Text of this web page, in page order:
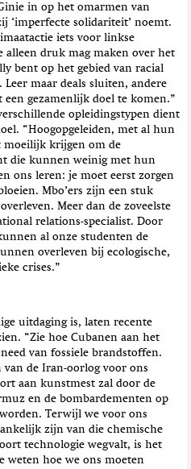
in op het omarmen van
‘imperfecte solidariteit’ noemt.
iets voor linkse
alleen druk mag maken over het
bent op het gebied van racial
maar deals sluiten, andere
gezamenlijk doel te komen.”
opleidingstypen dient
“Hoogopgeleiden, met al hun
moeilijk krijgen om de
die kunnen weinig met hun
ons leren: je moet eerst zorgen
Mbo’ers zijn een stuk
Meer dan de zoveelste
relations-specialist. Door
al onze studenten de
overleven bij ecologische,
crises.”
uitdaging is, laten recente
“Zie hoe Cubanen aan het
van fossiele brandstoffen.
van de Iran-oorlog voor ons
aan kunstmest zal door de
en de bombardementen op
Terwijl we voor ons
zijn van die chemische
technologie wegvalt, is het
weten hoe we ons moeten